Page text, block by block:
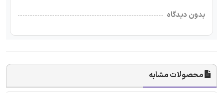
بدون دیدگاه
محصولات مشابه